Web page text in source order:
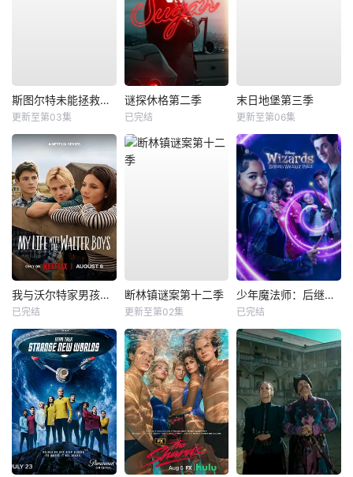
斯图尔特未能拯救宇宙
更新至第03集
谜探休格第二季
已完结
末日地堡第三季
更新至第06集
我与沃尔特家男孩的生活第三季
已完结
断林镇谜案第十二季
更新至第02集
少年魔法师：后继者第三季
已完结